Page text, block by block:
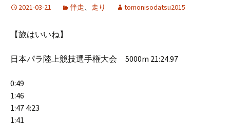
2021-03-21 伴走、 走り tomonisodatsu2015
【旅はいいね】
日本パラ陸上競技選手権大会 5000m 21:24.97
0:49
1:46
1:47 4:23
1:41